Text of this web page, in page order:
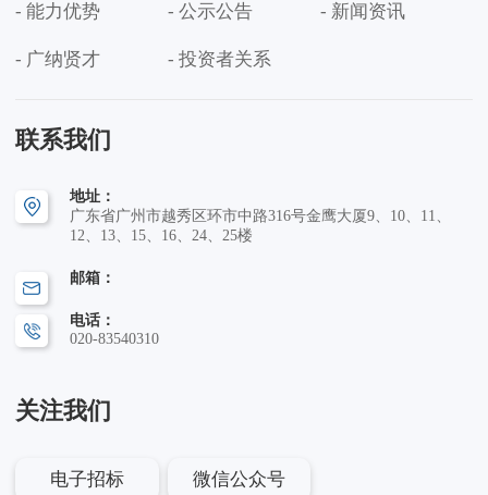
- 能力优势 - 公示公告 - 新闻资讯
- 广纳贤才 - 投资者关系
联系我们
地址：
广东省广州市越秀区环市中路316号金鹰大厦9、10、11、
12、13、15、16、24、25楼
邮箱：
电话：
020-83540310
关注我们
电子招标 微信公众号